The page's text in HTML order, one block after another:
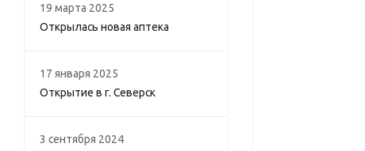
19 марта 2025
Открылась новая аптека
17 января 2025
Открытие в г. Северск
3 сентября 2024